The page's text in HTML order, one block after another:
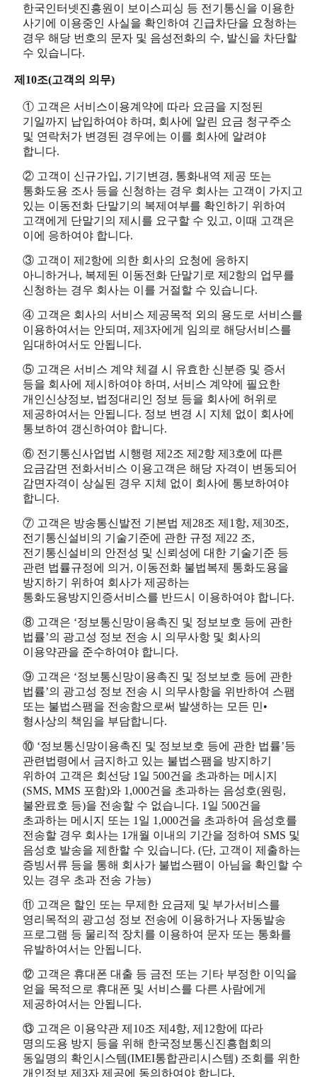
한국인터넷진흥원이 보이스피싱 등 전기통신을 이용한
사기에 이용중인 사실을 확인하여 긴급차단을 요청하는
경우 해당 번호의 문자 및 음성전화의 수, 발신을 차단할
수 있습니다.
제10조(고객의 의무)
① 고객은 서비스이용계약에 따라 요금을 지정된
기일까지 납입하여야 하며, 회사에 알린 요금 청구주소
및 연락처가 변경된 경우에는 이를 회사에 알려야
합니다.
② 고객이 신규가입, 기기변경, 통화내역 제공 또는
통화도용 조사 등을 신청하는 경우 회사는 고객이 가지고
있는 이동전화 단말기의 복제여부를 확인하기 위하여
고객에게 단말기의 제시를 요구할 수 있고, 이때 고객은
이에 응하여야 합니다.
③ 고객이 제2항에 의한 회사의 요청에 응하지
아니하거나, 복제된 이동전화 단말기로 제2항의 업무를
신청하는 경우 회사는 이를 거절할 수 있습니다.
④ 고객은 회사의 서비스 제공목적 외의 용도로 서비스를
이용하여서는 안되며, 제3자에게 임의로 해당서비스를
임대하여서도 안됩니다.
⑤ 고객은 서비스 계약 체결 시 유효한 신분증 및 증서
등을 회사에 제시하여야 하며, 서비스 계약에 필요한
개인신상정보, 법정대리인 정보 등을 회사에 허위로
제공하여서는 안됩니다. 정보 변경 시 지체 없이 회사에
통보하여 갱신하여야 합니다.
⑥ 전기통신사업법 시행령 제2조 제2항 제3호에 따른
요금감면 전화서비스 이용고객은 해당 자격이 변동되어
감면자격이 상실된 경우 지체 없이 회사에 통보하여야
합니다.
⑦ 고객은 방송통신발전 기본법 제28조 제1항, 제30조,
전기통신설비의 기술기준에 관한 규정 제22 조,
전기통신설비의 안전성 및 신뢰성에 대한 기술기준 등
관련 법률규정에 의거, 이동전화 불법복제 통화도용을
방지하기 위하여 회사가 제공하는
통화도용방지인증서비스를 반드시 이용하여야 합니다.
⑧ 고객은 ‘정보통신망이용촉진 및 정보보호 등에 관한
법률’의 광고성 정보 전송 시 의무사항 및 회사의
이용약관을 준수하여야 합니다.
⑨ 고객은 ‘정보통신망이용촉진 및 정보보호 등에 관한
법률’의 광고성 정보 전송 시 의무사항을 위반하여 스팸
또는 불법스팸을 전송함으로써 발생하는 모든 민•
형사상의 책임을 부담합니다.
⑩ ‘정보통신망이용촉진 및 정보보호 등에 관한 법률’등
관련법령에서 금지하고 있는 불법스팸을 방지하기
위하여 고객은 회선당 1일 500건을 초과하는 메시지
(SMS, MMS 포함)와 1,000건을 초과하는 음성호(원링,
불완료호 등)을 전송할 수 없습니다. 1일 500건을
초과하는 메시지 또는 1일 1,000건을 초과하여 음성호를
전송할 경우 회사는 1개월 이내의 기간을 정하여 SMS 및
음성호 발송을 제한할 수 있습니다. (단, 고객이 제출하는
증빙서류 등을 통해 회사가 불법스팸이 아님을 확인할 수
있는 경우 초과 전송 가능)
⑪ 고객은 할인 또는 무제한 요금제 및 부가서비스를
영리목적의 광고성 정보 전송에 이용하거나 자동발송
프로그램 등 물리적 장치를 이용하여 문자 또는 통화를
유발하여서는 안됩니다.
⑫ 고객은 휴대폰 대출 등 금전 또는 기타 부정한 이익을
얻을 목적으로 휴대폰 및 서비스를 다른 사람에게
제공하여서는 안됩니다.
⑬ 고객은 이용약관 제10조 제4항, 제12항에 따라
명의도용 방지 등을 위해 한국정보통신진흥협회의
동일명의 확인시스템(IMEI통합관리시스템) 조회를 위한
개인정보 제3자 제공에 동의하여야 합니다.